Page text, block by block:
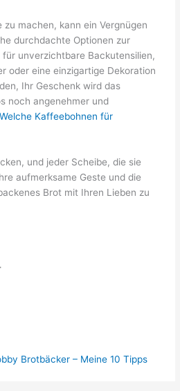
zu machen, kann ein Vergnügen
durchdachte Optionen zur
für unverzichtbare Backutensilien,
oder eine einzigartige Dekoration
Ihr Geschenk wird das
noch angenehmer und
Welche Kaffeebohnen für
und jeder Scheibe, die sie
aufmerksame Geste und die
Brot mit Ihren Lieben zu
Brotbäcker – Meine 10 Tipps